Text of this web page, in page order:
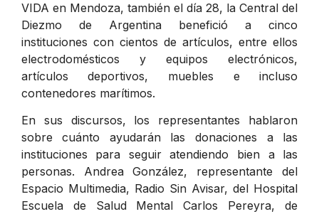
VIDA en Mendoza, también el día 28, la Central del
Diezmo de Argentina benefició a cinco
instituciones con cientos de artículos, entre ellos
electrodomésticos y equipos electrónicos,
artículos deportivos, muebles e incluso
contenedores marítimos.
En sus discursos, los representantes hablaron
sobre cuánto ayudarán las donaciones a las
instituciones para seguir atendiendo bien a las
personas. Andrea González, representante del
Espacio Multimedia, Radio Sin Avisar, del Hospital
Escuela de Salud Mental Carlos Pereyra, de